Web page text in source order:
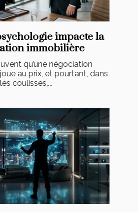
impacte la
immobilière
qu’une négociation
au prix, et pourtant, dans
les coulisses,...